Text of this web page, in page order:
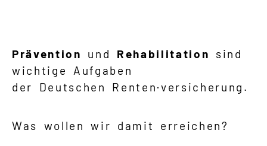
Prävention und Rehabilitation
sind
wichtige Aufgaben
der Deutschen Renten·versicherung.
Was wollen wir damit erreichen?